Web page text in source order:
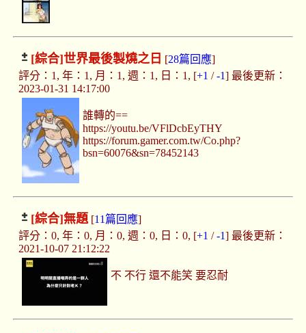
[綜合]世界最後製燒之日 [28篇回應]
評分：1, 年：1, 月：1, 週：1, 日：1, [+1 /-1] 最後更新：
2023-01-31 14:17:00
誰轉的==
https://youtu.be/VFlDcbEyTHY
https://forum.gamer.com.tw/Co.php?
bsn=60076&sn=78452143
[綜合]無題[11篇回應]
評分：0, 年：0, 月：0, 週：0, 日：0, [+1 /-1] 最後更新：
2021-10-07 21:12:22
不 不行 還不能笑 要忍耐